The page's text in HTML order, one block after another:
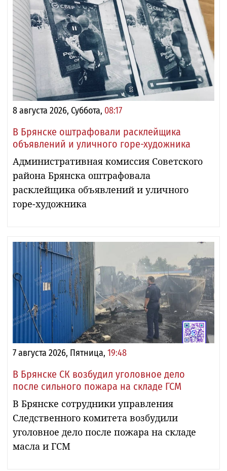
8 августа 2026, Суббота, 08:17
В Брянске оштрафовали расклейщика
объявлений и уличного горе-художника
Административная комиссия Советского
района Брянска оштрафовала
расклейщика объявлений и уличного
горе-художника
7 августа 2026, Пятница, 19:48
В Брянске СК возбудил уголовное дело
после сильного пожара на складе ГСМ
В Брянске сотрудники управления
Следственного комитета возбудили
уголовное дело после пожара на складе
масла и ГСМ